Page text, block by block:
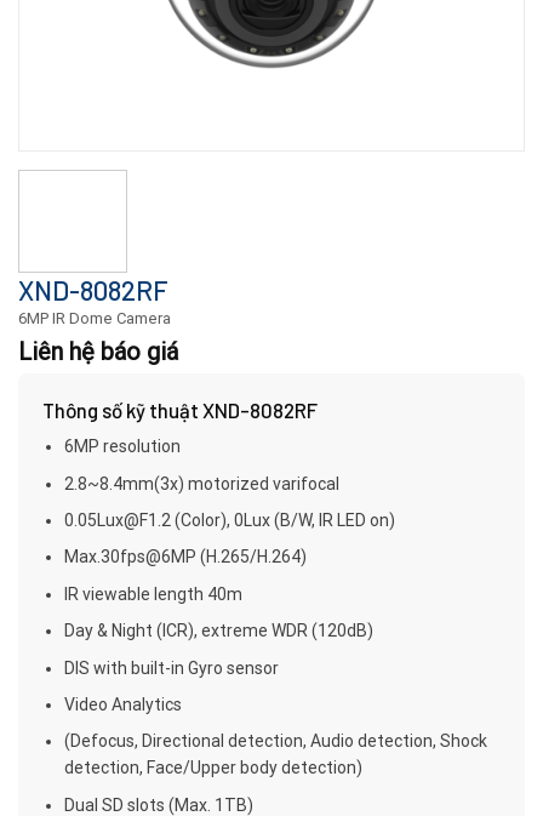
XND-8082RF
6MP IR Dome Camera
Liên hệ báo giá
Thông số kỹ thuật XND-8082RF
6MP resolution
2.8~8.4mm(3x) motorized varifocal
0.05Lux@F1.2 (Color), 0Lux (B/W, IR LED on)
Max.30fps@6MP (H.265/H.264)
IR viewable length 40m
Day & Night (ICR), extreme WDR (120dB)
DIS with built-in Gyro sensor
Video Analytics
(Defocus, Directional detection, Audio detection, Shock
detection, Face/Upper body detection)
Dual SD slots (Max. 1TB)